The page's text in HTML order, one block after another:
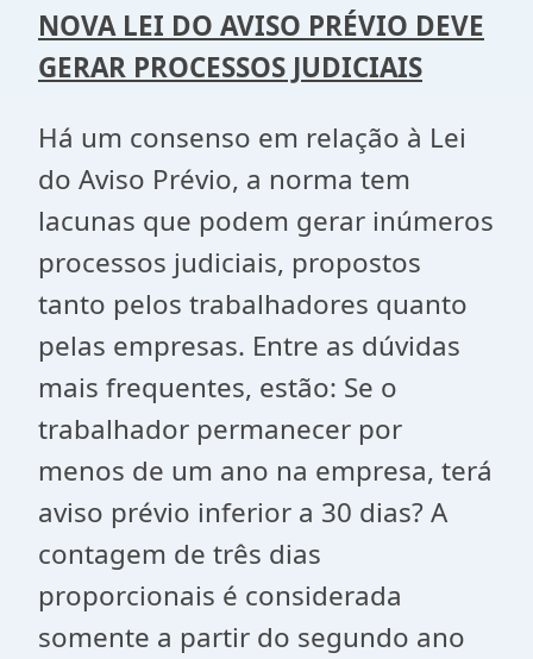
NOVA LEI DO AVISO PRÉVIO DEVE
GERAR PROCESSOS JUDICIAIS
Há um consenso em relação à Lei
do Aviso Prévio, a norma tem
lacunas que podem gerar inúmeros
processos judiciais, propostos
tanto pelos trabalhadores quanto
pelas empresas. Entre as dúvidas
mais frequentes, estão: Se o
trabalhador permanecer por
menos de um ano na empresa, terá
aviso prévio inferior a 30 dias? A
contagem de três dias
proporcionais é considerada
somente a partir do segundo ano